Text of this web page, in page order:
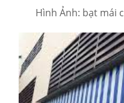
Hình Ảnh: bạt mái